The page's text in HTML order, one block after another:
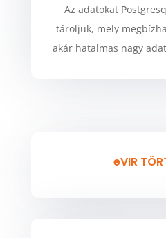
Az adatokat
tároljuk, mely
akár hatalmas nagy
eVIR